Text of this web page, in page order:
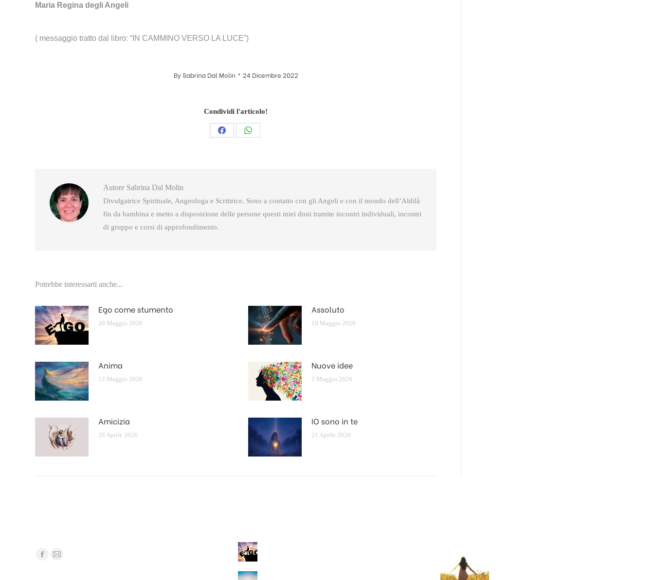
Maria Regina degli Angeli
( messaggio tratto dal libro: “IN CAMMINO VERSO LA LUCE”)
BySabrina Dal Molin 24 Dicembre 2022
Condividi l'articolo!
CondividiCondividi
Autore Sabrina Dal Molin
Divulgatrice Spirituale, Angeologa e Scrittrice. Sono a contatto con gli Angeli e con il mondo dell’Aldilà
fin da bambina e metto a disposizione delle persone questi miei doni tramite incontri individuali, incontri
di gruppo e corsi di approfondimento.
Potrebbe interessarti anche...
Ego come stumento
26 Maggio 2026
Assoluto
19 Maggio 2026
Anima
12 Maggio 2026
Nuove idee
5 Maggio 2026
Amicizia
28 Aprile 2026
IO sono in te
21 Aprile 2026